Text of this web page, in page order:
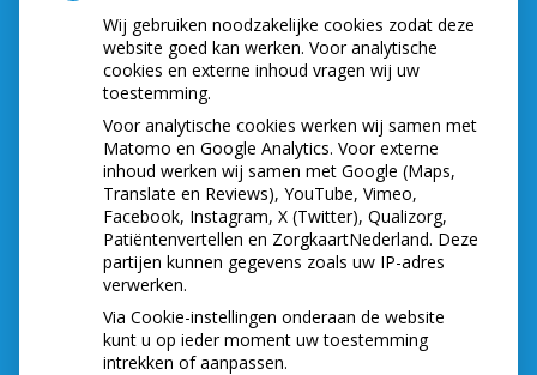
hoede!
(Mond)zorgkosten gemaakt in 2025? Check of
die aftrekbaar zijn
ADRESGEGEVENS
Sint Annastraat 12
6524GB NIJMEGEN
024-3222555
info@sintanna12.nl
Wij gebruiken noodzakelijke cookies zodat deze
website goed kan werken. Voor analytische
cookies en externe inhoud vragen wij uw
toestemming.
Voor analytische cookies werken wij samen met
Matomo en Google Analytics. Voor externe
inhoud werken wij samen met Google (Maps,
Translate en Reviews), YouTube, Vimeo,
Facebook, Instagram, X (Twitter), Qualizorg,
Patiëntenvertellen en ZorgkaartNederland. Deze
partijen kunnen gegevens zoals uw IP-adres
verwerken.
Via Cookie-instellingen onderaan de website
kunt u op ieder moment uw toestemming
intrekken of aanpassen.